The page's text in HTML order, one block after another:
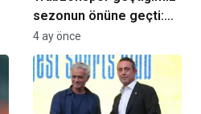
sezonun önüne geçti:
Puanların yüzde 38’i
İstanbul takımlarından!
4 ay önce